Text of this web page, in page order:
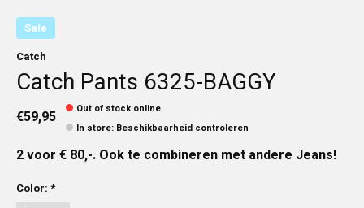
Sale
Catch
Catch Pants 6325-BAGGY
€59,95
Out of stock online
In store: Beschikbaarheid controleren
2 voor € 80,-. Ook te combineren met andere Jeans!
Color: *